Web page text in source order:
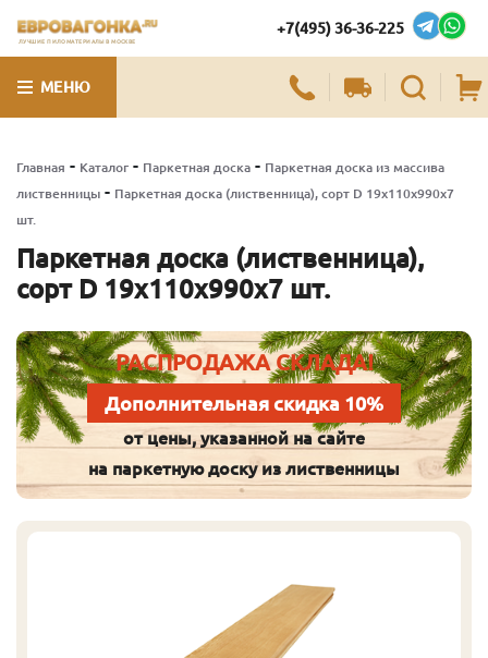
ЛУЧШИЕ ПИЛОМАТЕРИАЛЫ В МОСКВЕ
+7(495) 36-36-225
МЕНЮ
Главная - Каталог - Паркетная доска - Паркетная доска из массива
лиственницы - Паркетная доска (лиственница), сорт D 19х110х990х7
шт.
Паркетная доска (лиственница),
сорт D 19х110х990х7 шт.
РАСПРОДАЖА СКЛАДА!
Дополнительная скидка 10%
от цены, указанной на сайте
на паркетную доску из лиственницы